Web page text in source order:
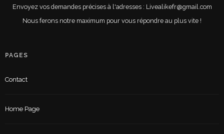
Envoyez vos demandes précises à l'adresses : Livealikefr@gmail.com
Nous ferons notre maximum pour vous répondre au plus vite !
PAGES
Contact
Home Page